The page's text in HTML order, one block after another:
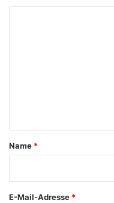
a
Name *
E-Mail-Adresse *